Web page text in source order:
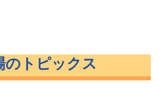
のトピックス